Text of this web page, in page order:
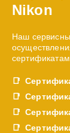
Nikon
Наш